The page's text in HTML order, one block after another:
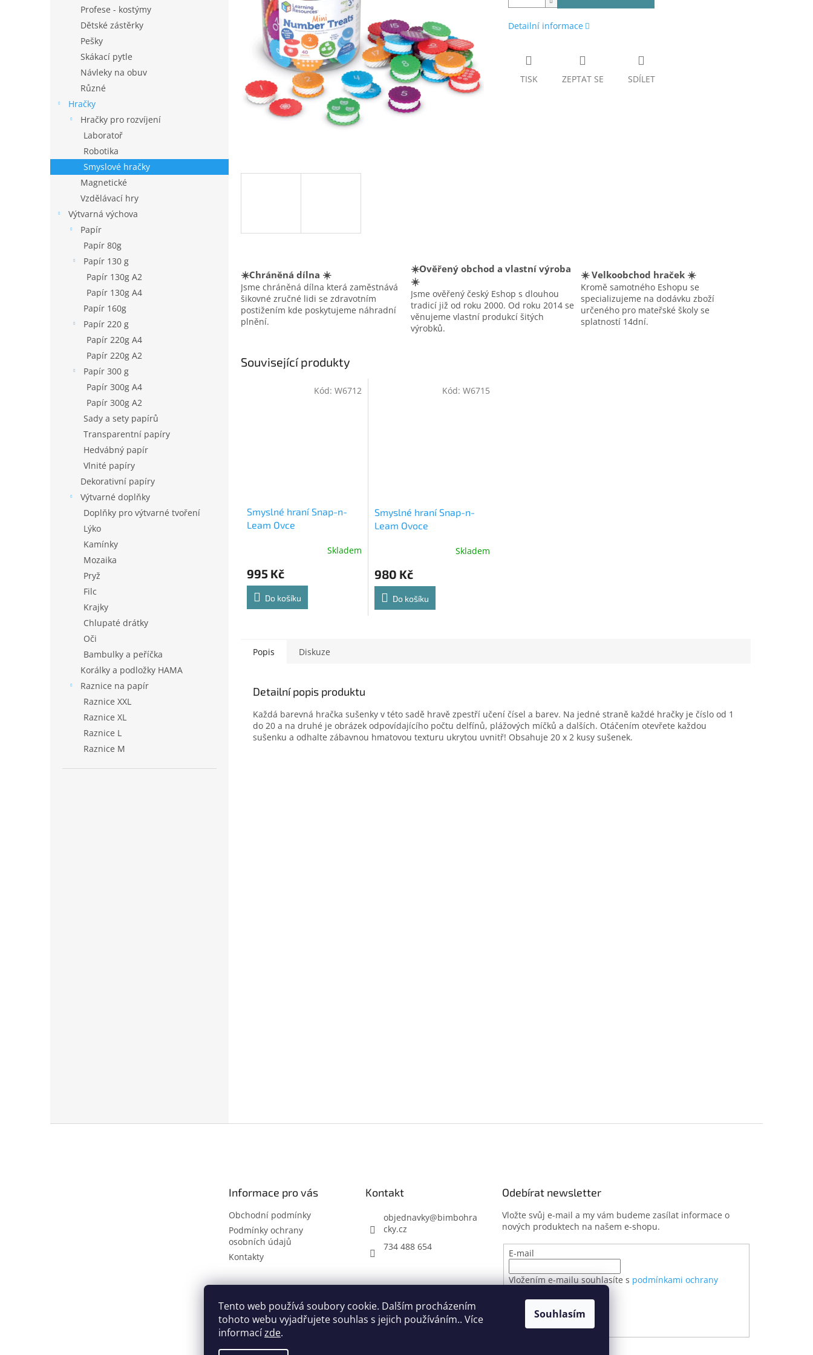
Tento web používá soubory cookie. Dalším procházením
tohoto webu vyjadřujete souhlas s jejich používáním.. Více
informacízde.
Souhlasím
Profese - kostýmy
Dětské zástěrky
Pešky
Skákací pytle
Návleky na obuv
Různé
Hračky
Hračky pro rozvíjení
Laboratoř
Robotika
Smyslové hračky
Magnetické
Vzdělávací hry
Výtvarná výchova
Papír
Papír 80g
Papír 130 g
Papír 130g A2
Papír 130g A4
Papír 160g
Papír 220 g
Papír 220g A4
Papír 220g A2
Papír 300 g
Papír 300g A4
Papír 300g A2
Sady a sety papírů
Transparentní papíry
Hedvábný papír
Vlnité papíry
Dekorativní papíry
Výtvarné doplňky
Doplňky pro výtvarné tvoření
Lýko
Kamínky
Mozaika
Pryž
Filc
Krajky
Chlupaté drátky
Oči
Bambulky a peříčka
Korálky a podložky HAMA
Raznice na papír
Raznice XXL
Raznice XL
Raznice L
Raznice M
Detailní informace
TISK ZEPTAT SE SDÍLET
☀️Chráněná dílna ☀️
Jsme chráněná dílna která zaměstnává
šikovné zručné lidi se zdravotním
postižením kde poskytujeme náhradní
plnění.
☀️Ověřený obchod a vlastní výroba
☀️
Jsme ověřený český Eshop s dlouhou
tradicí již od roku 2000. Od roku 2014 se
věnujeme vlastní produkcí šitých
výrobků.
☀️ Velkoobchod hraček ☀️
Kromě samotného Eshopu se
specializujeme na dodávku zboží
určeného pro mateřské školy se
splatností 14dní.
Související produkty
Smyslné hraní Snap-n-
Leam Ovce
Skladem
995 Kč
Do košíku
Kód: W6712
Smyslné hraní Snap-n-
Leam Ovoce
Skladem
980 Kč
Do košíku
Kód: W6715
Popis Diskuze
Detailní popis produktu
Každá barevná hračka sušenky v této sadě hravě zpestří učení čísel a barev. Na jedné straně každé hračky je číslo od 1
do 20 a na druhé je obrázek odpovídajícího počtu delfínů, plážových míčků a dalších. Otáčením otevřete každou
sušenku a odhalte zábavnou hmatovou texturu ukrytou uvnitř! Obsahuje 20 x 2 kusy sušenek.
Informace pro vás
Obchodní podmínky
Podmínky ochrany
osobních údajů
Kontakty
Kontakt
objednavky@bimbohra
cky.cz
734 488 654
Odebírat newsletter
Vložte svůj e-mail a my vám budeme zasílat informace o
nových produktech na našem e-shopu.
E-mail
Vložením e-mailu souhlasíte s podmínkami ochrany
PŘIHLÁSIT SE